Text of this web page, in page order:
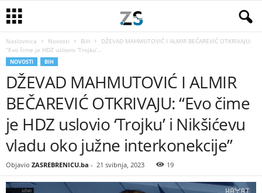
Naslovnica Novosti BiH
DŽEVAD MAHMUTOVIĆ I ALMIR BEČAREVIĆ OTKRIVAJU:
“Evo čime je HDZ uslovio ‘Trojku’...
NOVOSTI BIH
DŽEVAD MAHMUTOVIĆ I ALMIR
BEČAREVIĆ OTKRIVAJU: “Evo čime
je HDZ uslovio ‘Trojku’ i Nikšićevu
vladu oko južne interkonekcije”
Objavio ZASREBRENICU.ba - 21 svibnja, 2023 19